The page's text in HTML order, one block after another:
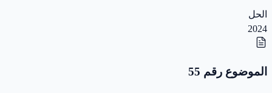
الحل
2024
الموضوع رقم 55